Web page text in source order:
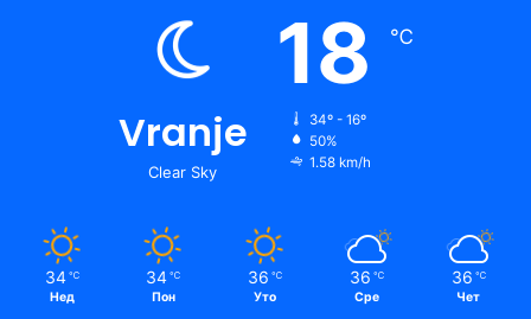
Vranje
Clear Sky
18 ℃
34º - 16º
50%
1.58 km/h
34 ℃
Нед
34 ℃
Пон
36 ℃
Уто
36 ℃
Сре
36 ℃
Чет